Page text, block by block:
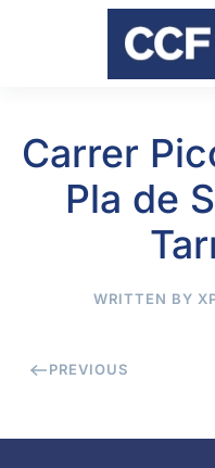
Skip to main content
Carrer
Pla de
WRITTEN BY
PREVIOUS